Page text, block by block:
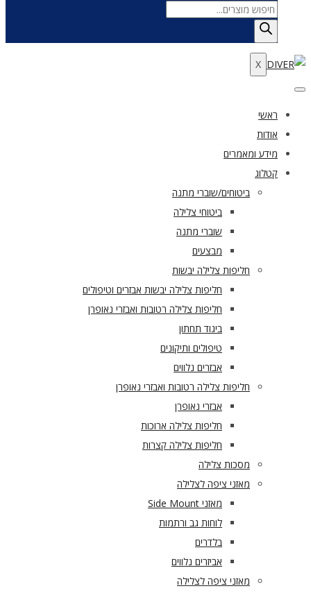
Products
search
X
ראשי
אודות
מידע ומאמרים
קטלוג
ביטוחים/שוברי מתנה
ביטוחי צלילה
שוברי מתנה
מבצעים
חליפות צלילה יבשות
חליפות צלילה יבשות אבזרים וטיפולים
חליפות צלילה רטובות ואבזרי נאופרן
ביגוד תחתון
טיפולים ותיקונים
אבזרים נלווים
חליפות צלילה רטובות ואבזרי נאופרן
אבזרי נאופרן
חליפות צלילה ארוכות
חליפות צלילה קצרות
מסכות צלילה
מאזני ציפה לצלילה
מאזני Side Mount
לוחות גב ורתמות
בלדרים
אביזרים נלווים
מאזני ציפה לצלילה